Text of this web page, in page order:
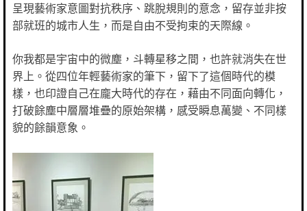
呈現藝術家意圖對抗秩序、跳脫規則的意念，留存並非按
部就班的城市人生，而是自由不受拘束的天際線。
你我都是宇宙中的微塵，斗轉星移之間，也許就消失在世
界上。從四位年輕藝術家的筆下，留下了這個時代的模
樣，也印證自己在龐大時代的存在，藉由不同面向轉化，
打破餘塵中層層堆疊的原始架構，感受瞬息萬變、不同樣
貌的餘韻意象。